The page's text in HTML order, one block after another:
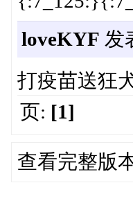
loveKYF 发
打疫苗送狂
页: [1]
查看完整版